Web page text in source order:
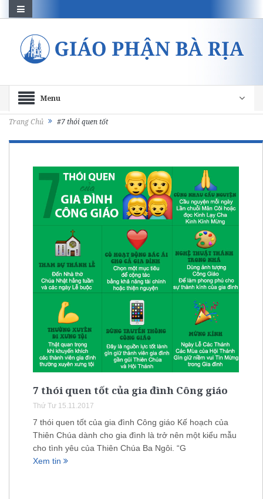
Menu
Trang Chủ #7 thói quen tốt
7 thói quen tốt của gia đình Công giáo
Thứ Tư 15.11.2017
7 thói quen tốt của gia đình Công giáo Kế hoạch của
Thiên Chúa dành cho gia đình là trở nên một kiểu mẫu
cho tình yêu của Thiên Chúa Ba Ngôi. “G
Xem tin